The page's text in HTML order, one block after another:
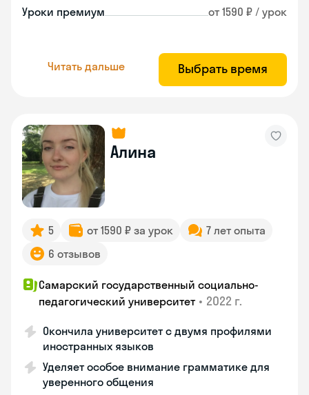
Уроки премиум от 1590 ₽ / урок
Читать дальше Выбрать время
Алина
5 от 1590 ₽ за урок
7 лет опыта
6 отзывов
Самарский государственный социально-
педагогический университет • 2022 г.
Окончила университет с двумя профилями
иностранных языков
Уделяет особое внимание грамматике для
уверенного общения